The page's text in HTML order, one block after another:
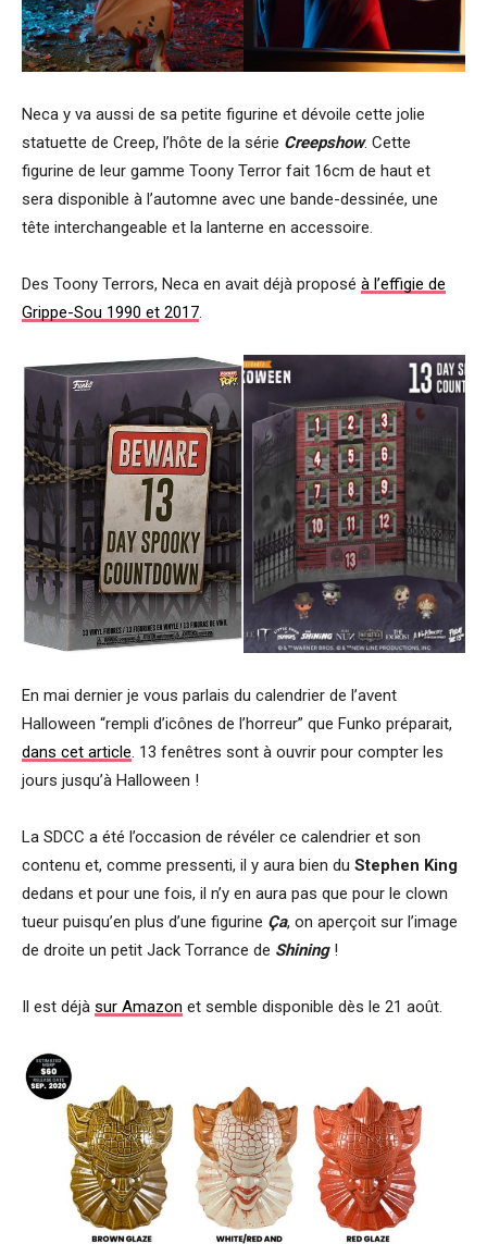
Neca y va aussi de sa petite figurine et dévoile cette jolie
statuette de Creep, l’hôte de la série Creepshow. Cette
figurine de leur gamme Toony Terror fait 16cm de haut et
sera disponible à l’automne avec une bande-dessinée, une
tête interchangeable et la lanterne en accessoire.
Des Toony Terrors, Neca en avait déjà proposé à l’effigie de
Grippe-Sou 1990 et 2017.
En mai dernier je vous parlais du calendrier de l’avent
Halloween “rempli d’icônes de l’horreur” que Funko préparait,
dans cet article. 13 fenêtres sont à ouvrir pour compter les
jours jusqu’à Halloween !
La SDCC a été l’occasion de révéler ce calendrier et son
contenu et, comme pressenti, il y aura bien du Stephen King
dedans et pour une fois, il n’y en aura pas que pour le clown
tueur puisqu’en plus d’une figurine Ça, on aperçoit sur l’image
de droite un petit Jack Torrance de Shining!
Il est déjà sur Amazon et semble disponible dès le 21 août.